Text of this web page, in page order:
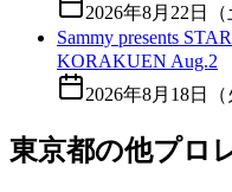
2026年8月22日（
Sammy presents
KORAKUEN Aug.2
2026年8月18日（
東京都の他プロ